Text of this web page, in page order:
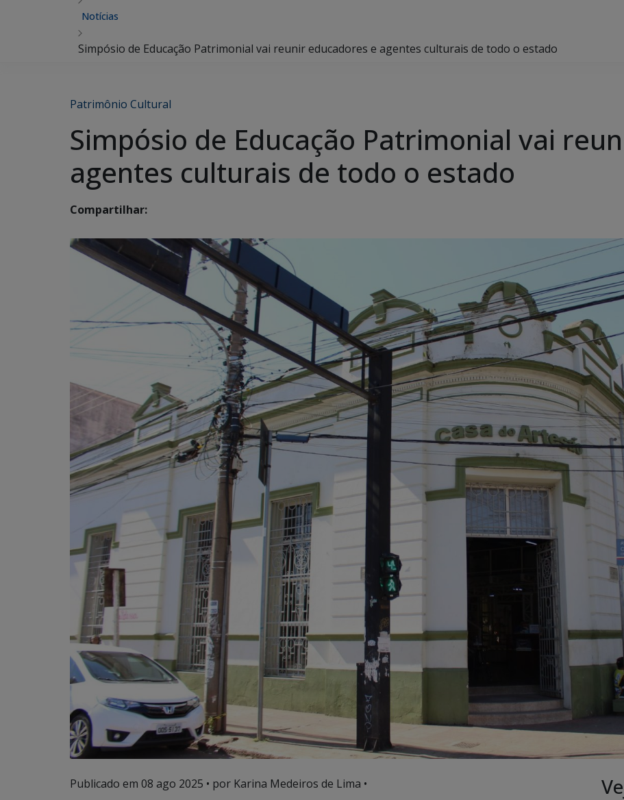
Notícias
Simpósio de Educação Patrimonial vai reunir educadores e agentes culturais de todo o estado
Patrimônio Cultural
Simpósio de Educação Patrimonial vai
agentes culturais de todo o estado
Compartilhar:
Publicado em 08 ago 2025 • por Karina Medeiros de Lima •